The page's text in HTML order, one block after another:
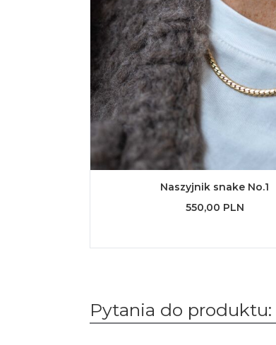
Naszyjnik snake No.1
550,00 PLN
Pytania do